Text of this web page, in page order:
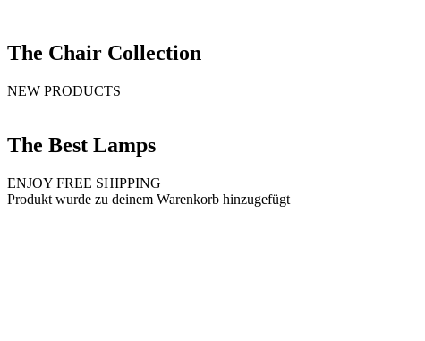
The Chair Collection
NEW PRODUCTS
The Best Lamps
ENJOY FREE SHIPPING
Produkt wurde zu deinem Warenkorb hinzugefügt